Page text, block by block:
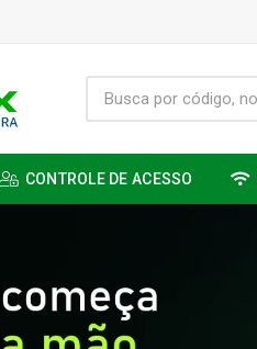
CONTROLE DE ACESSO